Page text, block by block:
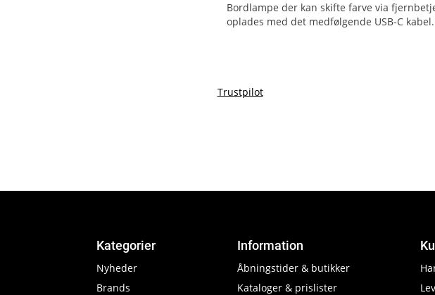
Bordlampe der kan skifte farve via
oplades med det medfølgende USB-C
Trustpilot
Kategorier
Nyheder
Brands
Information
Åbningstider & butikker
Kataloger & prislister